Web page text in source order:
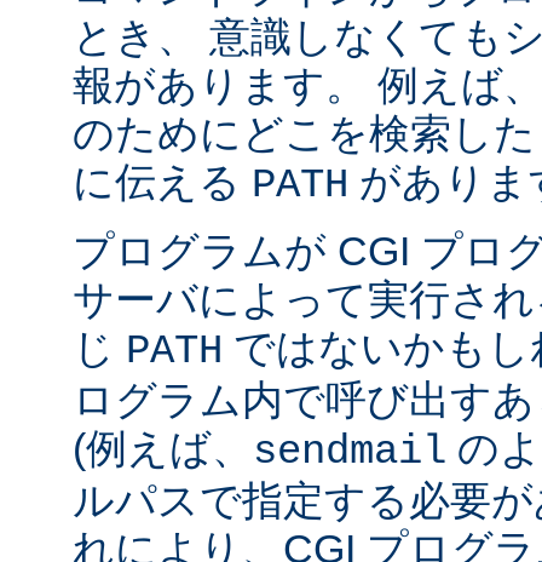
とき、 意識しなくても
報があります。 例えば
のためにどこを検索し
に伝える PATH がありま
プログラムが CGI プロ
サーバによって実行さ
じ PATH ではないかも
ログラム内で呼び出す
(例えば、 sendmail の
ルパスで指定する必要
れにより、CGI プログ